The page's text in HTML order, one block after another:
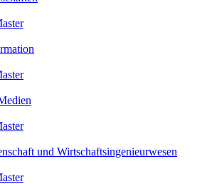
und Wirtschaftsingenieurwesen